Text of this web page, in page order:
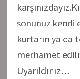
sonunuz kendi
kurtarın ya da
merhamet
Uyarıldınız…